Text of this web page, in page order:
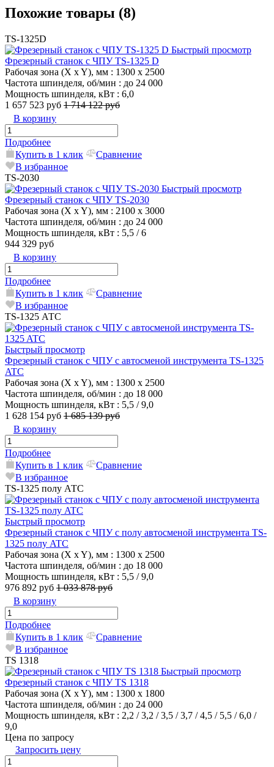
Похожие товары (8)
TS-1325D
Быстрый просмотр
Фрезерный станок с ЧПУ TS-1325 D
Рабочая зона (X x Y), мм : 1300 x 2500
Частота шпинделя, об/мин : до 24 000
Мощность шпинделя, кВт : 6,0
1 657 523 руб 1 714 122 руб
В корзину
Подробнее
Купить в 1 клик
Сравнение
В избранное
TS-2030
Быстрый просмотр
Фрезерный станок с ЧПУ TS-2030
Рабочая зона (X x Y), мм : 2100 x 3000
Частота шпинделя, об/мин : до 24 000
Мощность шпинделя, кВт : 5,5 / 6
944 329 руб
В корзину
Подробнее
Купить в 1 клик
Сравнение
В избранное
TS-1325 АТС
Быстрый просмотр
Фрезерный станок с ЧПУ с автосменой инструмента TS-1325
ATC
Рабочая зона (X x Y), мм : 1300 x 2500
Частота шпинделя, об/мин : до 18 000
Мощность шпинделя, кВт : 5,5 / 9,0
1 628 154 руб 1 685 139 руб
В корзину
Подробнее
Купить в 1 клик
Сравнение
В избранное
TS-1325 полу АТС
Быстрый просмотр
Фрезерный станок с ЧПУ с полу автосменой инструмента TS-
1325 полу ATC
Рабочая зона (X x Y), мм : 1300 x 2500
Частота шпинделя, об/мин : до 18 000
Мощность шпинделя, кВт : 5,5 / 9,0
976 892 руб 1 033 878 руб
В корзину
Подробнее
Купить в 1 клик
Сравнение
В избранное
TS 1318
Быстрый просмотр
Фрезерный станок с ЧПУ TS 1318
Рабочая зона (X x Y), мм : 1300 x 1800
Частота шпинделя, об/мин : до 24 000
Мощность шпинделя, кВт : 2,2 / 3,2 / 3,5 / 3,7 / 4,5 / 5,5 / 6,0 /
9,0
Цена по запросу
Запросить цену